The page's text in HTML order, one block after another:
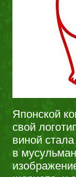
Японской
свой
виной
в